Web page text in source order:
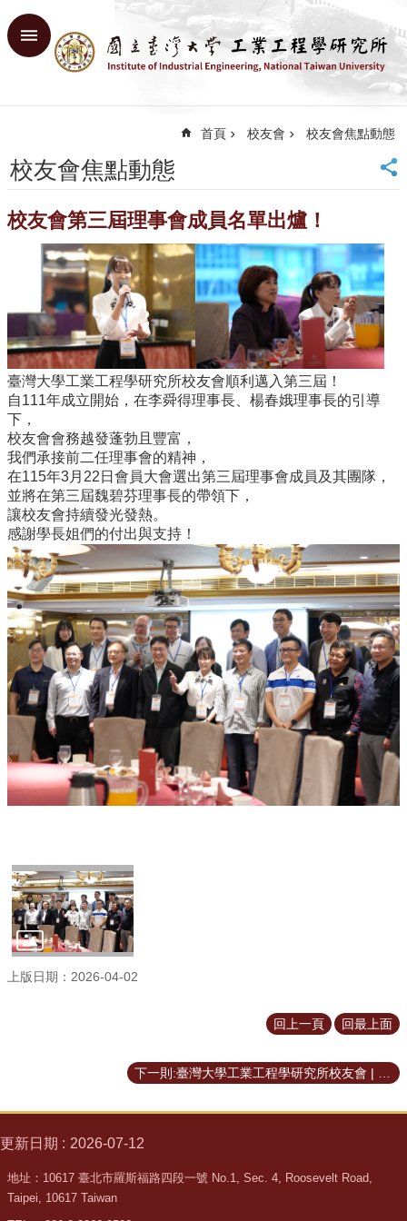
跳到主要內容區塊
進
首
頁
大
首
導
覽
English
系
所
簡
介
學
程
簡
介
教
學
研
究
系
所
成
員
入
學
管
生
專
區
公
告
捐
款
專
區
首頁 校友會 校友會焦點動態
校友會焦點動態
校友會第三屆理事會成員名單出爐！
臺灣大學工業工程學研究所校友會順利邁入第三屆！
自111年成立開始，在李舜得理事長、楊春娥理事長的引導
下，
校友會會務越發蓬勃且豐富，
我們承接前二任理事會的精神，
在115年3月22日會員大會選出第三屆理事會成員及其團隊，
並將在第三屆魏碧芬理事長的帶領下，
讓校友會持續發光發熱。
感謝學長姐們的付出與支持！
上版日期：2026-04-02
回上一頁 回最上面
下一則:臺灣大學工業工程學研究所校友會 | 第二屆第二次會員大會暨晚宴回顧
更新日期 2026-07-12
地址：10617 臺北市羅斯福路四段一號 No.1, Sec. 4, Roosevelt Road,
Taipei, 10617 Taiwan